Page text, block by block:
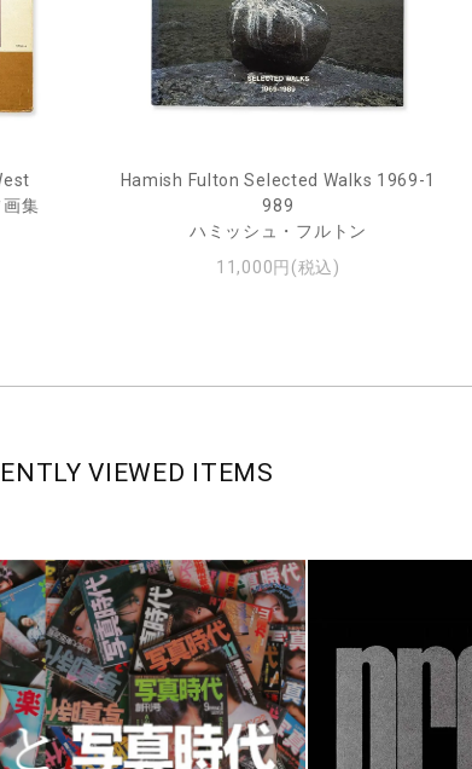
集
Hamish Fulton Selected Walks 1969-1
989
ハミッシュ・フルトン
11,000円(税込)
VIEWED ITEMS